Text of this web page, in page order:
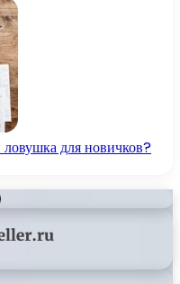
для новичков?